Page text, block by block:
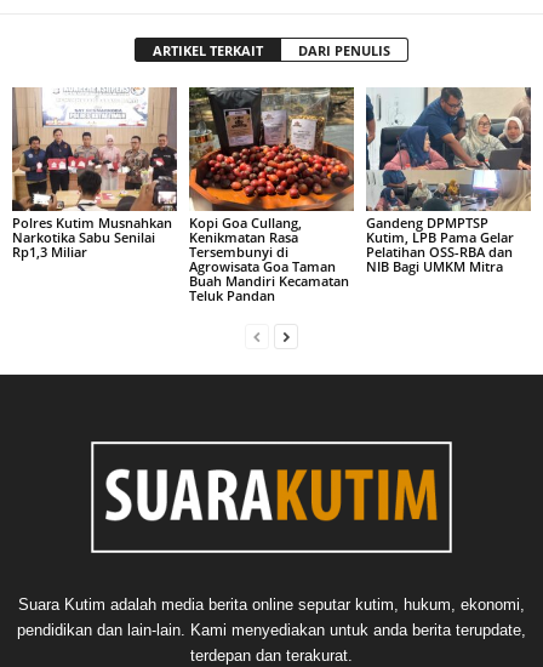
ARTIKEL TERKAIT DARI PENULIS
Polres Kutim Musnahkan
Narkotika Sabu Senilai
Rp1,3 Miliar
Kopi Goa Cullang,
Kenikmatan Rasa
Tersembunyi di
Agrowisata Goa Taman
Buah Mandiri Kecamatan
Teluk Pandan
Gandeng DPMPTSP
Kutim, LPB Pama Gelar
Pelatihan OSS-RBA dan
NIB Bagi UMKM Mitra
Suara Kutim adalah media berita online seputar kutim, hukum, ekonomi,
pendidikan dan lain-lain. Kami menyediakan untuk anda berita terupdate,
terdepan dan terakurat.